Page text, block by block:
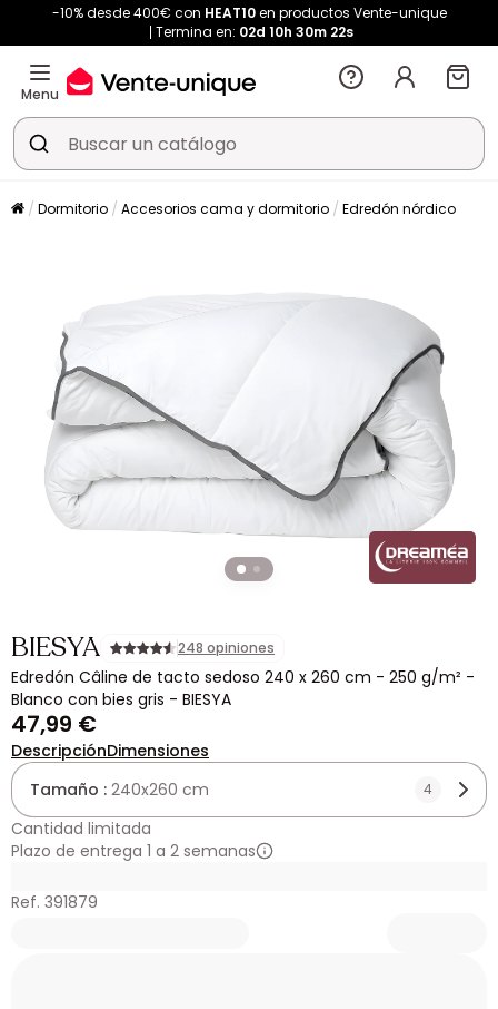
-10% desde 400€ con HEAT10en productos Vente-unique
Termina en: 02d 10h 30m 22s
Menu
Dormitorio Accesorios cama y dormitorio Edredón nórdico
BIESYA 248 opiniones
Edredón Câline de tacto sedoso 240 x 260 cm - 250 g/m² -
Blanco con bies gris - BIESYA
47,99 €
DescripciónDimensiones
Tamaño : 240x260 cm 4
Cantidad limitada
Plazo de entrega 1 a 2 semanas
Ref. 391879